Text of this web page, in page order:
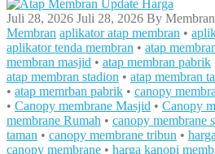
Juli 28, 2026 Juli 28, 2026 By Membran
Membran aplikator atap membran •
aplikator tenda membran • atap
membran masjid • atap membran pabrik
atap membran stadion • atap membran
• atap memrban pabrik • canopy
• Canopy membrane Masjid • Canopy
membrane Rumah • canopy membrane
taman • canopy membrane tribun •
canopy membrane • harga kanopi